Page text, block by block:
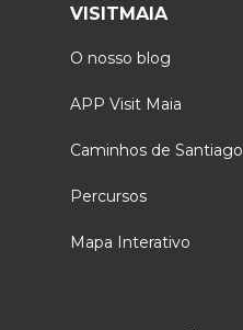
VISITMAIA
O nosso blog
APP Visit Maia
Caminhos de Santiago
Percursos
Mapa Interativo